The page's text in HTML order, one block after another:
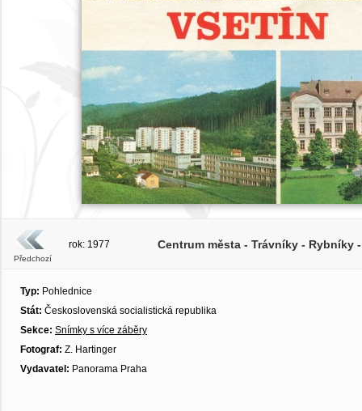
Předchozí
rok: 1977 Centrum města - Trávníky -
Typ: Pohlednice
Stát: Československá socialistická republika
Sekce: Snímky s více záběry
Fotograf: Z. Hartinger
Vydavatel: Panorama Praha